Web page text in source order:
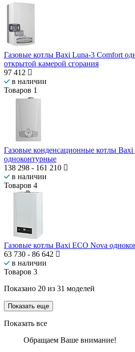
Газовые котлы Baxi Luna-3 Comfort
открытой камерой сгорания
97 412
в наличии
Товаров 1
Газовые конденсационные котлы
одноконтурные
138 298 - 161 210
в наличии
Товаров 4
Газовые котлы Baxi ECO Nova
63 730 - 86 642
в наличии
Товаров 3
Показано 20 из 31 моделей
Показать еще
Показать все
Обращаем Ваше внимание!